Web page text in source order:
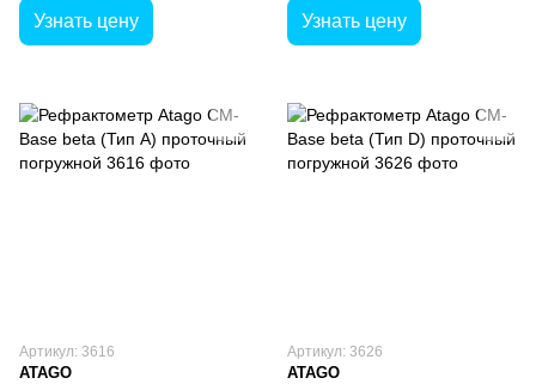
Узнать цену Узнать цену
Артикул: 3616
ATAGO
Артикул: 3626
ATAGO